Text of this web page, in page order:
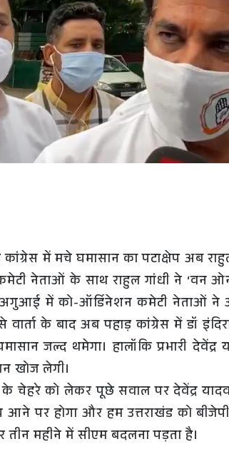
कांग्रेस में मचे घमासान का पटाक्षेप अब
नेताओं के साथ राहुल गांधी ने ‘वन
अगुआई में को-ऑर्डिनेशन कमेटी नेताओं ने
वार्ता के बाद अब पहाड़ कांग्रेस में डॉ
जल्द थमेगा। हालॉकि प्रभारी
खोज लेगी।
के चेहरे को लेकर पूछे सवाल पर देवेंद्र
पर होगा और हम उत्तराखंड को
तीन महीने में सीएम बदलना पड़ता है।